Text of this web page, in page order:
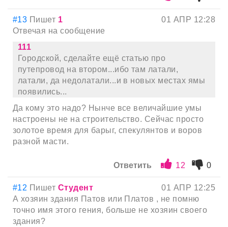
#13 Пишет 1
01 АПР 12:28
Отвечая на сообщение
111
Городской, сделайте ещё статью про
путепровод на втором...ибо там латали,
латали, да недолатали...и в новых местах ямы
появились...
Да кому это надо? Нынче все величайшие умы
настроены не на строительство. Сейчас просто
золотое время для барыг, спекулянтов и воров
разной масти.
Ответить 12 0
#12 Пишет Студент
01 АПР 12:25
А хозяин здания Патов или Платов , не помню
точно имя этого гения, больше не хозяин своего
здания?